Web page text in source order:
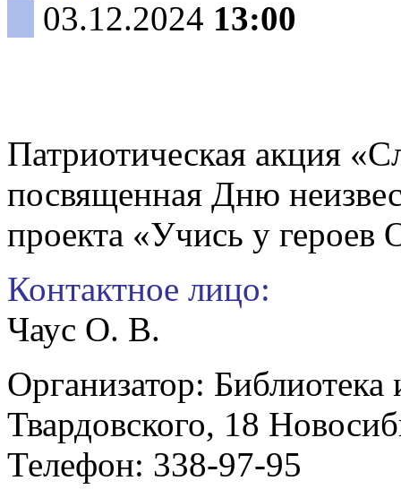
03.12.2024 13:00
Патриотическая акция
посвященная Дню
проекта «Учись у героев
Контактное лицо:
Чаус О. В.
Организатор:
Твардовского, 18
Телефон: 338-97-95